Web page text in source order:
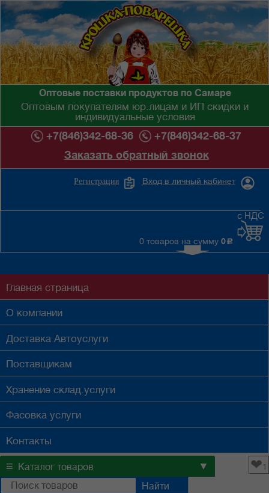
Оптовые поставки продуктов по Самаре
Оптовым покупателям юр.лицам и ИП скидки и
индивидуальные условия
+7(846)342-68-36
+7(846)342-68-37
Заказать обратный звонок
Вход в личный кабинет
Регистрация
0 товаров на сумму 0 c
с НДС
Главная страница
О компании
Доставка Автоуслуги
Поставщикам
Хранение склад.услуги
Фасовка услуги
Контакты
≡ Каталог товаров ▼ ❤1